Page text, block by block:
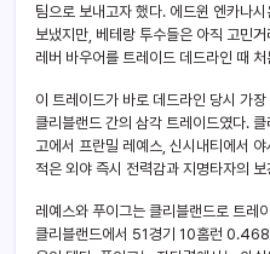
팀으로 보내고자 했다. 에드윈 엔카나
보냈지만, 베테랑 투수들은 아직 고민
레버 바우어를 트레이드 데드라인 때
이 트레이드가 바로 데드라인 당시 가
클리블랜드 간의 삼각 트레이드였다.
고에서 프란밀 레예스, 신시내티에서
적은 외야 즉시 전력감과 지명타자의
레예스와 푸이그는 클리블랜드로 트레
클리블랜드에서 51경기 10홈런